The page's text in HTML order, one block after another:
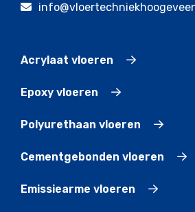
Acrylaat vloeren
Epoxy vloeren
Polyurethaan vloeren
Cementgebonden vloeren
Emissiearme vloeren